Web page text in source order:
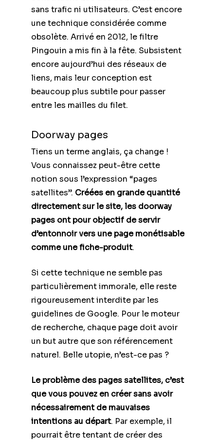
sans trafic ni utilisateurs. C’est encore
une technique considérée comme
obsolète. Arrivé en 2012, le filtre
Pingouin a mis fin à la fête. Subsistent
encore aujourd’hui des réseaux de
liens, mais leur conception est
beaucoup plus subtile pour passer
entre les mailles du filet.
Doorway pages
Tiens un terme anglais, ça change !
Vous connaissez peut-être cette
notion sous l’expression “pages
satellites”. Créées en grande quantité
directement sur le site, les doorway
pages ont pour objectif de servir
d’entonnoir vers une page monétisable
comme une fiche-produit.
Si cette technique ne semble pas
particulièrement immorale, elle reste
rigoureusement interdite par les
guidelines de Google. Pour le moteur
de recherche, chaque page doit avoir
un but autre que son référencement
naturel. Belle utopie, n’est-ce pas ?
Le problème des pages satellites, c’est
que vous pouvez en créer sans avoir
nécessairement de mauvaises
intentions au départ. Par exemple, il
pourrait être tentant de créer des